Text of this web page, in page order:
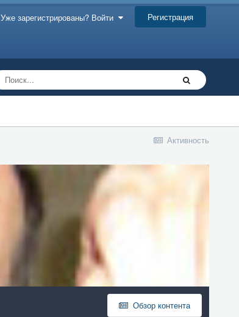
Уже зарегистрированы? Войти Регистрация
Активность
Обзор контента